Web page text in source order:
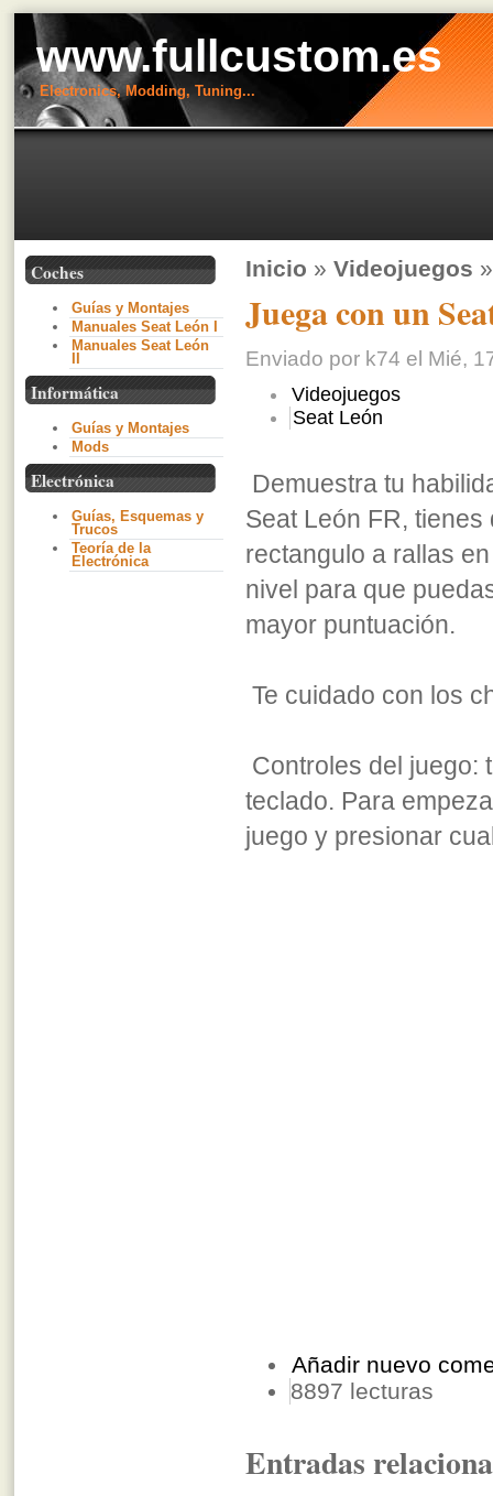
www.fullcustom.es
Electronics, Modding, Tuning...
Coches
Guías y Montajes
Manuales Seat León I
Manuales Seat León
Informática
Guías y Montajes
Mods
Electrónica
Guías, Esquemas y
Trucos
Teoría de la
Electrónica
Inicio » Videojuegos
Juega con un
Enviado por k74 el Mié,
Videojuegos
Seat León
Demuestra tu
Seat León FR,
rectangulo a rallas
nivel para que
mayor puntuación.
Te cuidado con los
Controles del juego:
teclado. Para
juego y presionar
Añadir nuevo
8897 lecturas
Entradas